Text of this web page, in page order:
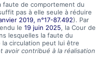
faute de comportement du
pas à elle seule à réduire
2019, n°17-87.492). Par
le 19 juin 2025, la Cour de
lesquelles la faute du
la circulation peut lui être
avoir contribué à la réalisation